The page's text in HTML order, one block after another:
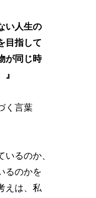
い人生の
目指して
が同じ時
く言葉
るのか、
るのかを
えは、私